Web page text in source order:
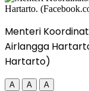
Menteri
Airlangga
Hartarto)
A A A